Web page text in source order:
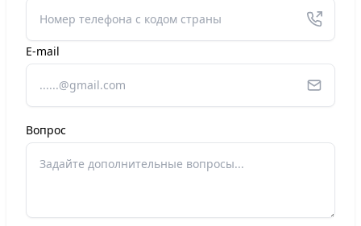
E-mail
Вопрос